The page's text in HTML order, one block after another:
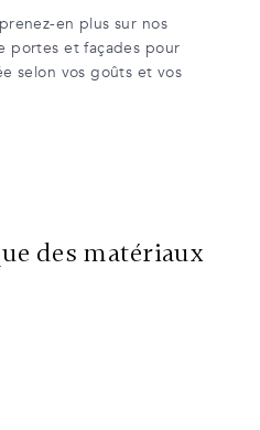
en plus sur nos
portes et façades pour
selon vos goûts et vos
des matériaux